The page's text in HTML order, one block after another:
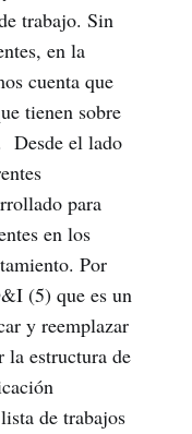
trabajo. Sin
en la
cuenta que
tienen sobre
Desde el lado
para
en los
Por
(5) que es un
y reemplazar
la estructura de
de trabajos